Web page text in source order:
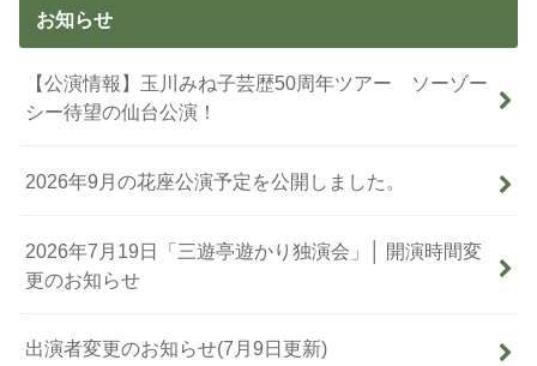
お知らせ
【公演情報】玉川みね子芸歴50周年ツアー ソーゾー
シー待望の仙台公演！
2026年9月の花座公演予定を公開しました。
2026年7月19日「三遊亭遊かり独演会」│ 開演時間変
更のお知らせ
出演者変更のお知らせ(7月9日更新)